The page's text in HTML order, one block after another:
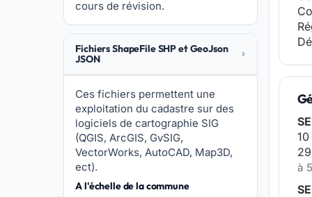
cours de révision.
Fichiers ShapeFile SHP et GeoJson
JSON
Ces fichiers permettent une
exploitation du cadastre sur des
logiciels de cartographie SIG
(QGIS, ArcGIS, GvSIG,
VectorWorks, AutoCAD, Map3D,
ect).
A l'échelle de la commune
à